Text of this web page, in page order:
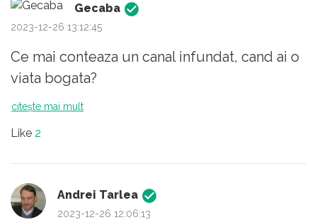
Gecaba
2023-12-26 13:12:45
Ce mai conteaza un canal infundat, cand ai o
viata bogata?
citește mai mult
Like 2
Andrei Tarlea
2023-12-26 12:06:13